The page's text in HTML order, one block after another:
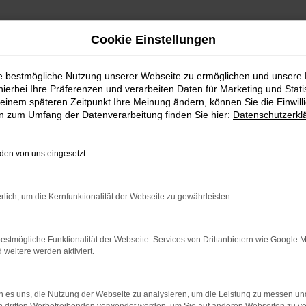
Top Angebote
den idealen Ford Transit Custom – die perfekte Wahl für
wir seit über 30 Jahren für Sie da und bieten Ihnen eine
nicht nur innovative Ausstattung, sondern auch
bei der Auswahl Ihres Wunschfahrzeugs mit
Zusätzlich bieten wir Ihnen zahlreiche
Fahrzeugs.
Cookie Einstellungen
bestmögliche Nutzung unserer Webseite zu ermöglichen und unsere
Ihre Präferenzen und verarbeiten Daten für Marketing und
späteren Zeitpunkt Ihre Meinung ändern, können Sie die
zum Umfang der Datenverarbeitung finden Sie hier:
von uns eingesetzt:
um die Kernfunktionalität der Webseite zu gewährleisten.
Funktionalität der Webseite. Services von Drittanbietern wie Google
weitere werden aktiviert.
es uns, die Nutzung der Webseite zu analysieren, um die Leistung zu messen